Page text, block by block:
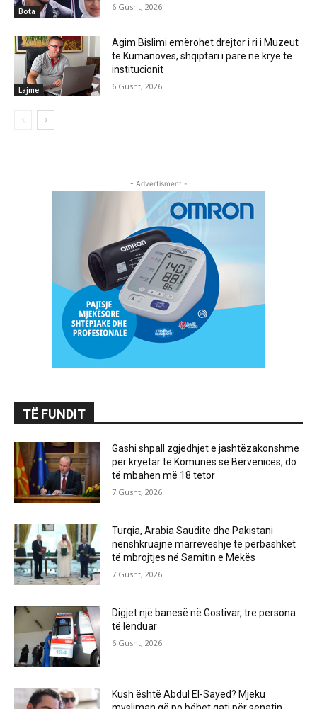
Bota 6 Gusht, 2026
Lajme
Agim Bislimi emërohet drejtor i ri i Muzeut
të Kumanovës, shqiptari i parë në krye të
institucionit
6 Gusht, 2026
- Advertisment -
TË FUNDIT
Gashi shpall zgjedhjet e jashtëzakonshme
për kryetar të Komunës së Bërvenicës, do
të mbahen më 18 tetor
7 Gusht, 2026
Turqia, Arabia Saudite dhe Pakistani
nënshkruajnë marrëveshje të përbashkët
të mbrojtjes në Samitin e Mekës
7 Gusht, 2026
Digjet një banesë në Gostivar, tre persona
të lënduar
6 Gusht, 2026
Kush është Abdul El-Sayed? Mjeku